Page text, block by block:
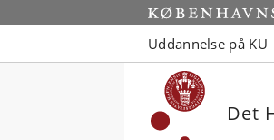
Start
Uddannelse på KU
Det